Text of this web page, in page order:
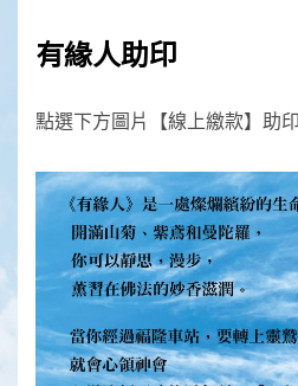
有緣人助印
點選下方圖片【線上繳款】助印